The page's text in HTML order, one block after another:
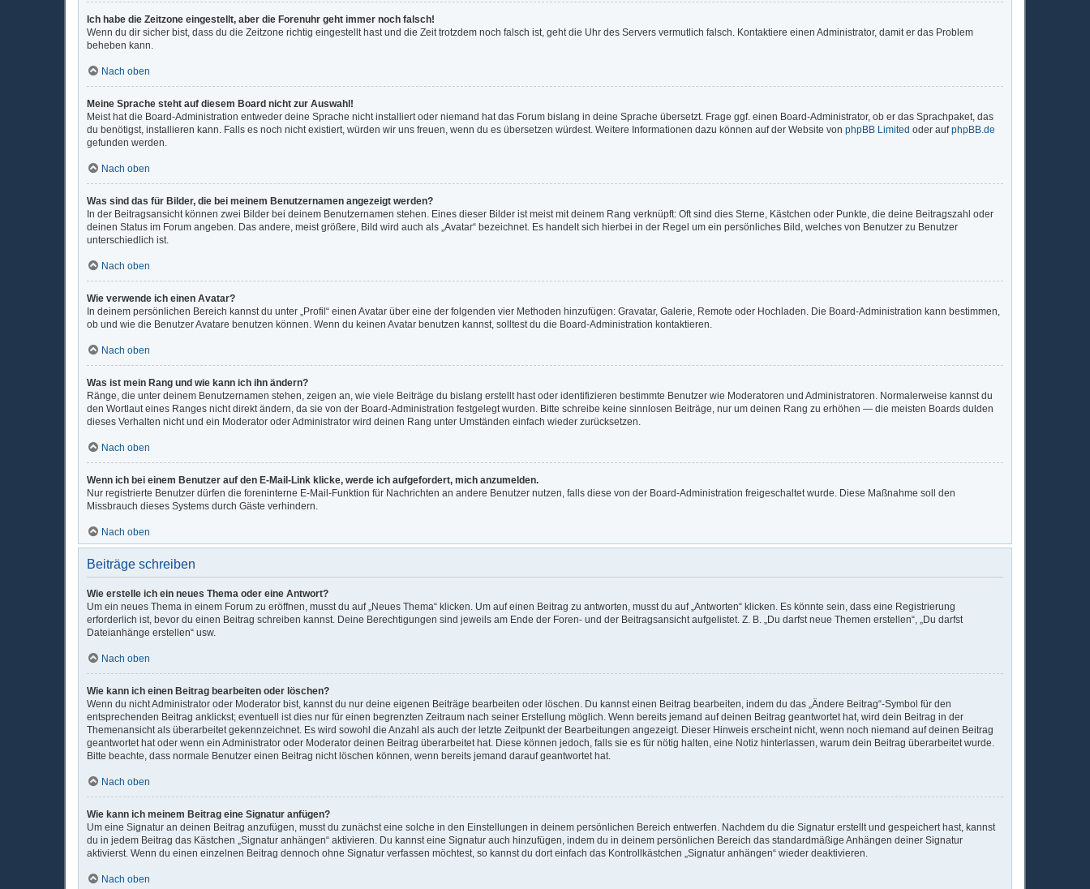
Ich habe die Zeitzone eingestellt, aber die Forenuhr geht immer noch falsch!
Wenn du dir sicher bist, dass du die Zeitzone richtig eingestellt hast und die Zeit trotzdem noch falsch ist, geht die Uhr des Servers vermutlich falsch. Kontaktiere einen Administrator, damit er das Problem
beheben kann.
Nach oben
Meine Sprache steht auf diesem Board nicht zur Auswahl!
Meist hat die Board-Administration entweder deine Sprache nicht installiert oder niemand hat das Forum bislang in deine Sprache übersetzt. Frage ggf. einen Board-Administrator, ob er das Sprachpaket, das
du benötigst, installieren kann. Falls es noch nicht existiert, würden wir uns freuen, wenn du es übersetzen würdest. Weitere Informationen dazu können auf der Website von phpBB Limited oder aufphpBB.de
gefunden werden.
Nach oben
Was sind das für Bilder, die bei meinem Benutzernamen angezeigt werden?
In der Beitragsansicht können zwei Bilder bei deinem Benutzernamen stehen. Eines dieser Bilder ist meist mit deinem Rang verknüpft: Oft sind dies Sterne, Kästchen oder Punkte, die deine Beitragszahl oder
deinen Status im Forum angeben. Das andere, meist größere, Bild wird auch als „Avatar“ bezeichnet. Es handelt sich hierbei in der Regel um ein persönliches Bild, welches von Benutzer zu Benutzer
unterschiedlich ist.
Nach oben
Wie verwende ich einen Avatar?
In deinem persönlichen Bereich kannst du unter „Profil“ einen Avatar über eine der folgenden vier Methoden hinzufügen: Gravatar, Galerie, Remote oder Hochladen. Die Board-Administration kann bestimmen,
ob und wie die Benutzer Avatare benutzen können. Wenn du keinen Avatar benutzen kannst, solltest du die Board-Administration kontaktieren.
Nach oben
Was ist mein Rang und wie kann ich ihn ändern?
Ränge, die unter deinem Benutzernamen stehen, zeigen an, wie viele Beiträge du bislang erstellt hast oder identifizieren bestimmte Benutzer wie Moderatoren und Administratoren. Normalerweise kannst du
den Wortlaut eines Ranges nicht direkt ändern, da sie von der Board-Administration festgelegt wurden. Bitte schreibe keine sinnlosen Beiträge, nur um deinen Rang zu erhöhen — die meisten Boards dulden
dieses Verhalten nicht und ein Moderator oder Administrator wird deinen Rang unter Umständen einfach wieder zurücksetzen.
Nach oben
Wenn ich bei einem Benutzer auf den E-Mail-Link klicke, werde ich aufgefordert, mich anzumelden.
Nur registrierte Benutzer dürfen die foreninterne E-Mail-Funktion für Nachrichten an andere Benutzer nutzen, falls diese von der Board-Administration freigeschaltet wurde. Diese Maßnahme soll den
Missbrauch dieses Systems durch Gäste verhindern.
Nach oben
Beiträge schreiben
Wie erstelle ich ein neues Thema oder eine Antwort?
Um ein neues Thema in einem Forum zu eröffnen, musst du auf „Neues Thema“ klicken. Um auf einen Beitrag zu antworten, musst du auf „Antworten“ klicken. Es könnte sein, dass eine Registrierung
erforderlich ist, bevor du einen Beitrag schreiben kannst. Deine Berechtigungen sind jeweils am Ende der Foren- und der Beitragsansicht aufgelistet. Z. B. „Du darfst neue Themen erstellen“, „Du darfst
Dateianhänge erstellen“ usw.
Nach oben
Wie kann ich einen Beitrag bearbeiten oder löschen?
Wenn du nicht Administrator oder Moderator bist, kannst du nur deine eigenen Beiträge bearbeiten oder löschen. Du kannst einen Beitrag bearbeiten, indem du das „Ändere Beitrag“-Symbol für den
entsprechenden Beitrag anklickst; eventuell ist dies nur für einen begrenzten Zeitraum nach seiner Erstellung möglich. Wenn bereits jemand auf deinen Beitrag geantwortet hat, wird dein Beitrag in der
Themenansicht als überarbeitet gekennzeichnet. Es wird sowohl die Anzahl als auch der letzte Zeitpunkt der Bearbeitungen angezeigt. Dieser Hinweis erscheint nicht, wenn noch niemand auf deinen Beitrag
geantwortet hat oder wenn ein Administrator oder Moderator deinen Beitrag überarbeitet hat. Diese können jedoch, falls sie es für nötig halten, eine Notiz hinterlassen, warum dein Beitrag überarbeitet wurde.
Bitte beachte, dass normale Benutzer einen Beitrag nicht löschen können, wenn bereits jemand darauf geantwortet hat.
Nach oben
Wie kann ich meinem Beitrag eine Signatur anfügen?
Um eine Signatur an deinen Beitrag anzufügen, musst du zunächst eine solche in den Einstellungen in deinem persönlichen Bereich entwerfen. Nachdem du die Signatur erstellt und gespeichert hast, kannst
du in jedem Beitrag das Kästchen „Signatur anhängen“ aktivieren. Du kannst eine Signatur auch hinzufügen, indem du in deinem persönlichen Bereich das standardmäßige Anhängen deiner Signatur
aktivierst. Wenn du einen einzelnen Beitrag dennoch ohne Signatur verfassen möchtest, so kannst du dort einfach das Kontrollkästchen „Signatur anhängen“ wieder deaktivieren.
Nach oben